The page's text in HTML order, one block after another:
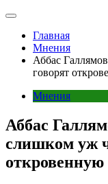
Главная
Мнения
Аббас
говорят
Мнения
Аббас
слишком уж
откровенную